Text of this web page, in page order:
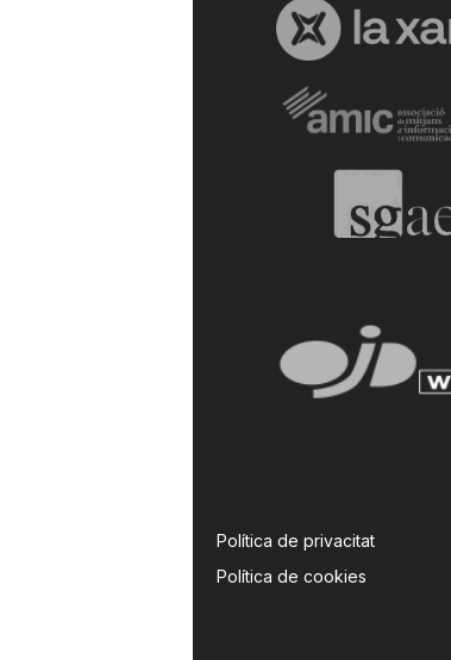
o
Política de privacitat
Política de cookies